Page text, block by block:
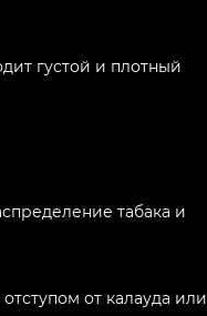
густой и плотный
табака и
от калауда или